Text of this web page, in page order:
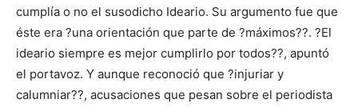
cumplía o no el susodicho Ideario. Su argumento fue que
éste era ?una orientación que parte de ?máximos??. ?El
ideario siempre es mejor cumplirlo por todos??, apuntó
el portavoz. Y aunque reconoció que ?injuriar y
calumniar??, acusaciones que pesan sobre el periodista